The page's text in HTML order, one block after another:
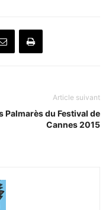
Article suivant
Palmarès du Festival de
Cannes 2015